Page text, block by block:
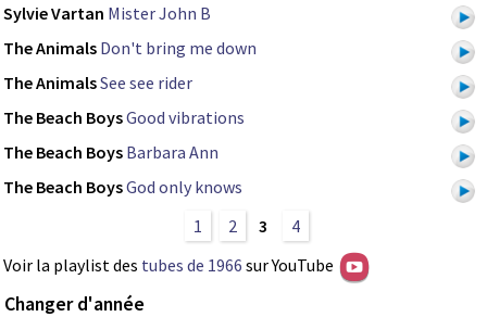
Sylvie Vartan Mister John B
The Animals Don't bring me down
The AnimalsSee see rider
The Beach BoysGood vibrations
The Beach Boys Barbara Ann
The Beach BoysGod only knows
1
2 3
4
Voir la playlist des tubes de 1966 sur YouTube
Changer d'année